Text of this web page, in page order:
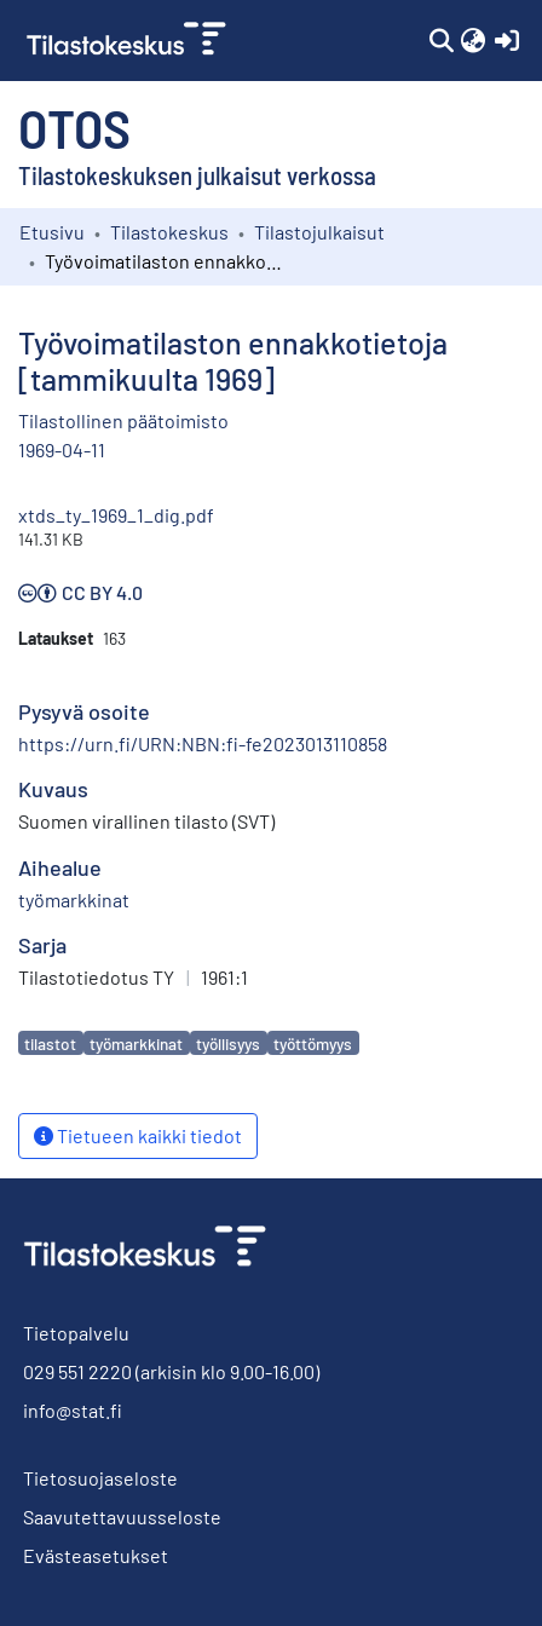
OTOS
Tilastokeskuksen julkaisut verkossa
Kokoelmat
Etusivu Tilastokeskus
Tilastojulkaisut
Työvoimatilaston ennakkotietoja
[tammikuulta 1969]
Tilastollinen päätoimisto
1969-04-11
xtds_ty_1969_1_dig.pdf
141.31 KB
CC BY 4.0
Lataukset 163
Pysyvä osoite
https://urn.fi/URN:NBN:fi-fe2023013110858
Kuvaus
Suomen virallinen tilasto (SVT)
Aihealue
työmarkkinat
Sarja
Tilastotiedotus TY | 1961:1
Avainsanat
tilastot työmarkkinat työllisyys työttömyys
Tietueen kaikki tiedot
Tietopalvelu
029 551 2220 (arkisin klo 9.00-16.00)
info@stat.fi
Tietosuojaseloste
Saavutettavuusseloste
Evästeasetukset